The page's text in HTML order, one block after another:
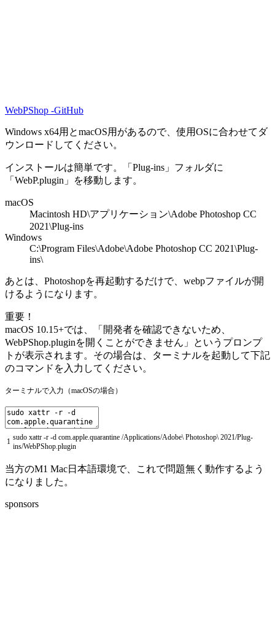
WebPShop -GitHub
Windows x64用とmacOS用があるので、使用OSに合わせてダ
ウンロードしてください。
インストールは簡単です。「Plug-ins」フォルダに
「WebP.plugin」を移動します。
macOS
Macintosh HD\アプリケーション\Adobe Photoshop CC
2021\Plug-ins
Windows
C:\Program Files\Adobe\Adobe Photoshop CC 2021\Plug-
ins\
あとは、Photoshopを再起動するだけで、webpファイルが開
けるようになります。
重要！
macOS 10.15+では、「開発者を確認できないため、
WebPShop.pluginを開くことができません」というプロンプ
トが表示されます。その場合は、ターミナルを起動して下記
のコマンドを入力してください。
ターミナルで入力（macOSの場合）
1 sudo xattr -r -d com.apple.quarantine /Applications/Adobe\ Photoshop\ 2021/Plug-
ins/WebPShop.plugin
当方のM1 Mac日本語環境で、これで問題無く動作するよう
になりました。
sponsors